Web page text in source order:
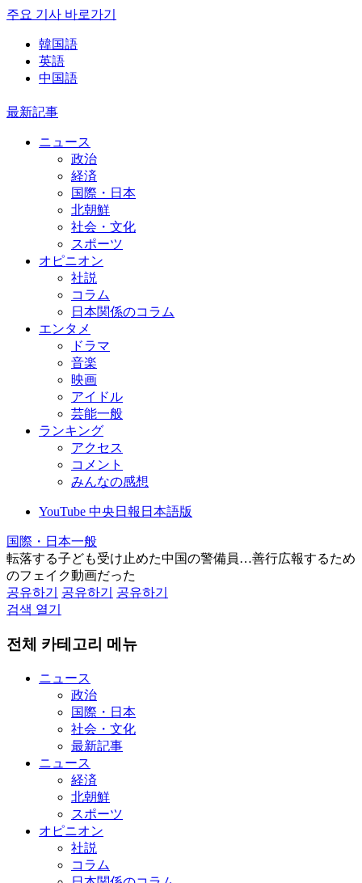
주요 기사 바로가기
韓国語
英語
中国語
最新記事
ニュース
政治
経済
国際・日本
北朝鮮
社会・文化
スポーツ
オピニオン
社説
コラム
日本関係のコラム
エンタメ
ドラマ
音楽
映画
アイドル
芸能一般
ランキング
アクセス
コメント
みんなの感想
YouTube 中央日報日本語版
国際・日本一般
転落する子ども受け止めた中国の警備員…善行広報するため
のフェイク動画だった
공유하기
공유하기
공유하기
검색 열기
전체 카테고리 메뉴
ニュース
政治
国際・日本
社会・文化
最新記事
ニュース
経済
北朝鮮
スポーツ
オピニオン
社説
コラム